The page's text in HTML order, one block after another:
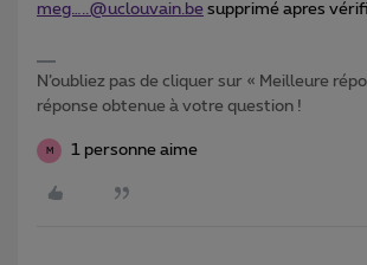
meg…..@uclouvain.be supprimé apres
N’oubliez pas de cliquer sur « Meilleure
réponse obtenue à votre question !
M 1 personne aime